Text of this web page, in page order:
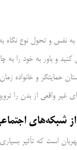
نفس و تحول نوع نگاه به
و باور به خود را به
حمایتگر و خانواده
غیر واقعی از بدن را
شبکه‌های
است که تأثیر